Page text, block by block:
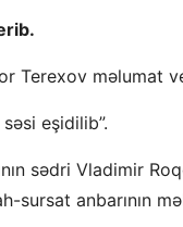
Terexov məlumat
eşidilib”.
sədri Vladimir
anbarının